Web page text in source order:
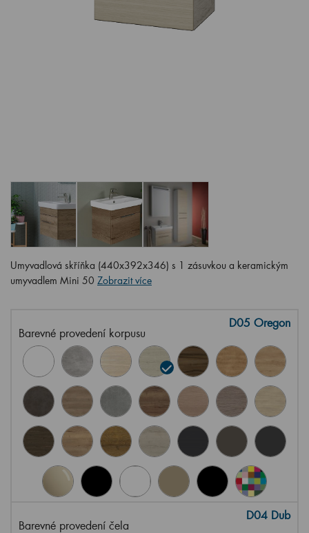
Umyvadlová skříňka (440x392x346) s 1 zásuvkou a keramickým
umyvadlem Mini 50 Zobrazit více
Barevné provedení korpusu
D05 Oregon
Barevné provedení čela
D04 Dub